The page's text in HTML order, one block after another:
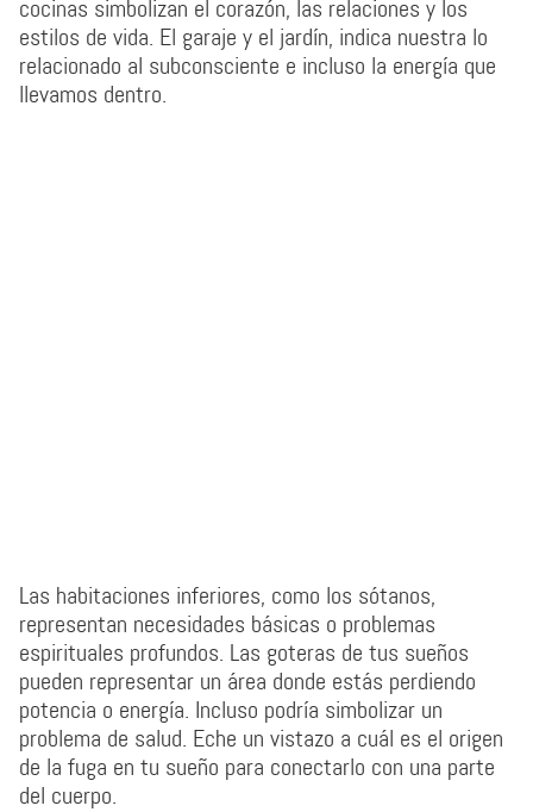
cocinas simbolizan el corazón, las relaciones y los
estilos de vida. El garaje y el jardín, indica nuestra lo
relacionado al subconsciente e incluso la energía que
llevamos dentro.
Las habitaciones inferiores, como los sótanos,
representan necesidades básicas o problemas
espirituales profundos. Las goteras de tus sueños
pueden representar un área donde estás perdiendo
potencia o energía. Incluso podría simbolizar un
problema de salud. Eche un vistazo a cuál es el origen
de la fuga en tu sueño para conectarlo con una parte
del cuerpo.